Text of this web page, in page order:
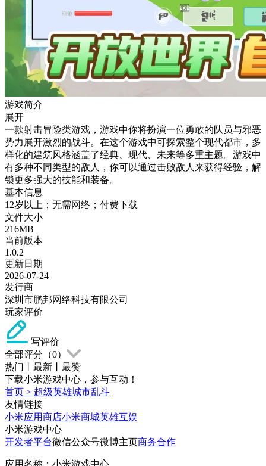
游戏简介
展开
一款射击冒险类游戏，游戏中你将扮演一位勇敢的队员与邪恶
势力展开激烈的战斗。在这个游戏中可探索整个现代都市，多
样化的建筑风格涵盖了经典、现代、未来等多重主题。游戏中
有多种不同类型的敌人，你可以通过击败敌人来获得经验，解
锁更多强大的技能和装备。
基本信息
12岁以上；无需网络；付费下载
文件大小
216MB
当前版本
1.0.2
更新日期
2026-07-24
发行商
深圳市鹏邦网络科技有限公司
玩家评价
写评价
全部评分（0）
热门
最新
最赞
下载小米游戏中心，参与互动！
首页 > 超级英雄城市乱斗
友情链接
小米应用商店小米商城英雄互娱
小米游戏中心
开发者平台微信公众号微博主页商务合作
应用名称：小米游戏中心